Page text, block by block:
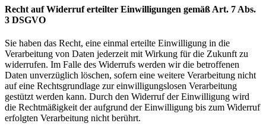
Recht auf Widerruf erteilter Einwilligungen gemäß Art. 7 Abs.
3 DSGVO
Sie haben das Recht, eine einmal erteilte Einwilligung in die
Verarbeitung von Daten jederzeit mit Wirkung für die Zukunft zu
widerrufen. Im Falle des Widerrufs werden wir die betroffenen
Daten unverzüglich löschen, sofern eine weitere Verarbeitung nicht
auf eine Rechtsgrundlage zur einwilligungslosen Verarbeitung
gestützt werden kann. Durch den Widerruf der Einwilligung wird
die Rechtmäßigkeit der aufgrund der Einwilligung bis zum Widerruf
erfolgten Verarbeitung nicht berührt.